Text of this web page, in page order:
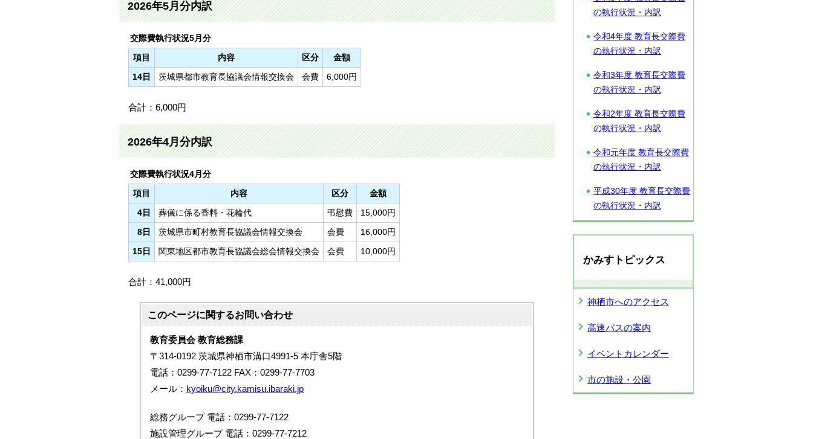
2026年5月分内訳
交際費執行状況5月分
項目
内容 区分
金額
14日
茨城県都市教育長協議会情報交換会 会費 6,000円
合計：6,000円
2026年4月分内訳
交際費執行状況4月分
項目
内容 区分
金額
4日
葬儀に係る香料・花輪代 弔慰費
15,000円
8日
茨城県市町村教育長協議会情報交換会 会費
16,000円
15日
関東地区都市教育長協議会総会情報交換会 会費 10,000円
合計：41,000円
このページに関するお問い合わせ
教育委員会 教育総務課
〒314-0192 茨城県神栖市溝口4991-5 本庁舎5階
電話：0299-77-7122 FAX：0299-77-7703
メール： kyoiku@city.kamisu.ibaraki.jp
総務グループ 電話：0299-77-7122
施設管理グループ 電話：0299-77-7212
の執行状況・内訳
令和4年度 教育長交際費
の執行状況・内訳
令和3年度 教育長交際費
の執行状況・内訳
令和2年度 教育長交際費
の執行状況・内訳
令和元年度 教育長交際費
の執行状況・内訳
平成30年度 教育長交際費
の執行状況・内訳
かみすトピックス
神栖市へのアクセス
高速バスの案内
イベントカレンダー
市の施設・公園